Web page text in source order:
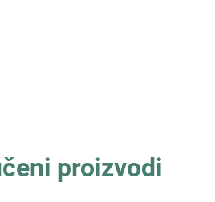
proizvodi